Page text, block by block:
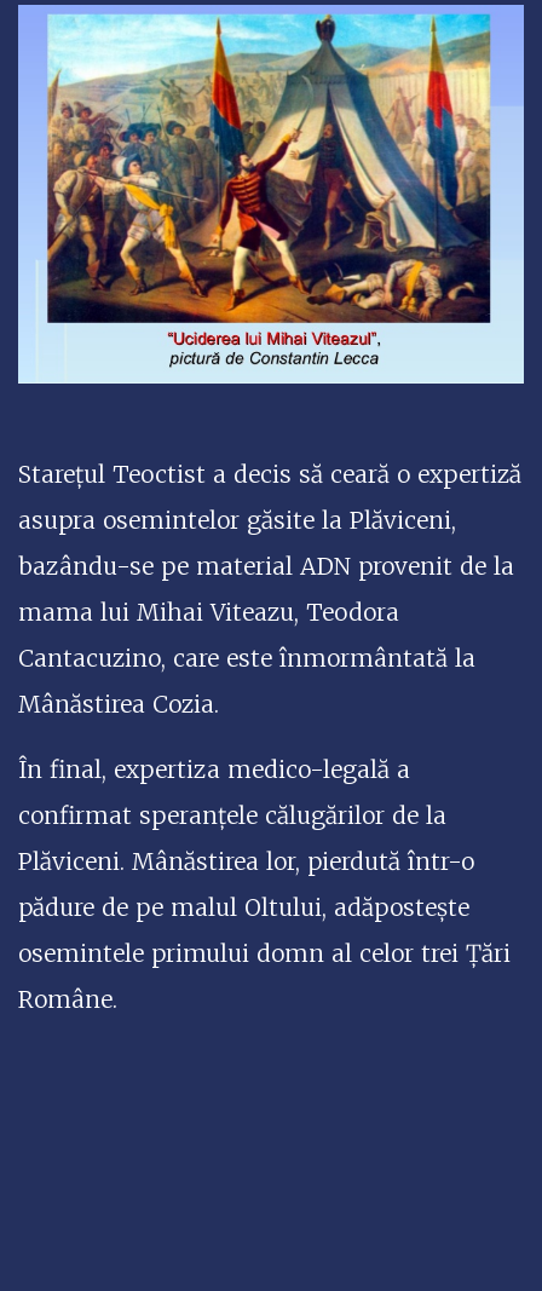
Starețul Teoctist a decis să ceară o expertiză
asupra osemintelor găsite la Plăviceni,
bazându-se pe material ADN provenit de la
mama lui Mihai Viteazu, Teodora
Cantacuzino, care este înmormântată la
Mânăstirea Cozia.
În final, expertiza medico-legală a
confirmat speranțele călugărilor de la
Plăviceni. Mânăstirea lor, pierdută într-o
pădure de pe malul Oltului, adăpostește
osemintele primului domn al celor trei Țări
Române.